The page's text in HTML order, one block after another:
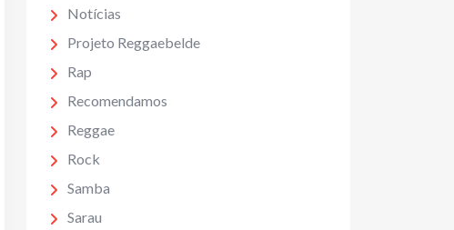
Notícias
Projeto Reggaebelde
Rap
Recomendamos
Reggae
Rock
Samba
Sarau